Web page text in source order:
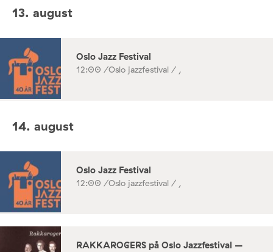
13. august
Oslo Jazz Festival
12:00 /Oslo jazzfestival / ,
14. august
Oslo Jazz Festival
12:00 /Oslo jazzfestival / ,
RAKKAROGERS på Oslo Jazzfestival –